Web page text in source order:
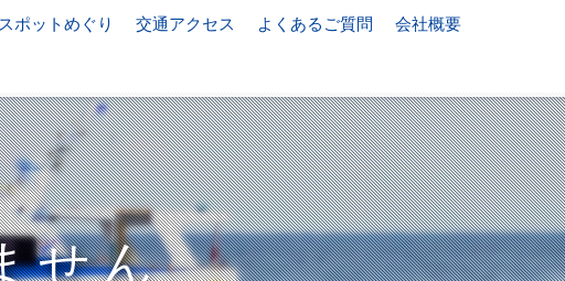
ポットめぐり 交通アクセス よくあるご質問 会社概要
せん